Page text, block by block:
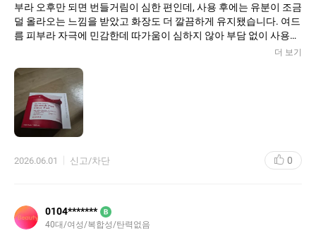
부라 오후만 되면 번들거림이 심한 편인데, 사용 후에는 유분이 조금
덜 올라오는 느낌을 받았고 화장도 더 깔끔하게 유지됐습니다. 여드
름 피부라 자극에 민감한데 따가움이 심하지 않아 부담 없이 사용할
수 있었습니다. 다만 이미 올라온 염증성 여드름을 바로 가라앉히는
느꼈습니다. 꾸준히 사용하니 코 주변 피지와 블랙헤드 관리에도 어
느 정도 만족스러웠습니다.
더 보기
2026.06.01 신고/차단 0
0104******* B
40대/여성/복합성/탄력없음